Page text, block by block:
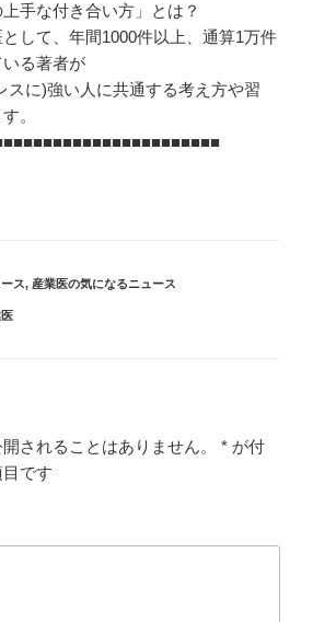
手な付き合い方」とは？
して、年間1000件以上、通算1万件
る著者が
スに)強い人に共通する考え方や習
。
ス, 産業医の気になるニュース
されることはありません。 * が付
です